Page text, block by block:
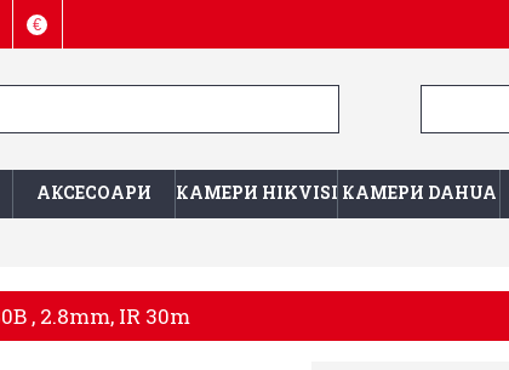
€
АКСЕСОАРИ КАМЕРИ HIKVISIONКАМЕРИ DAHUA
, 2.8mm, IR 30m